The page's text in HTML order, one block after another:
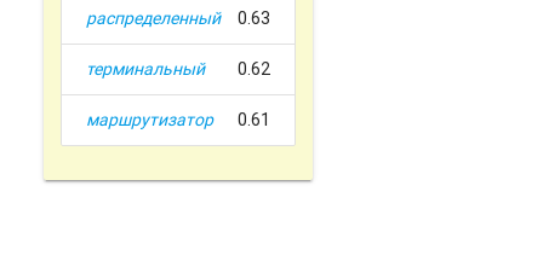
распределенный 0.63
терминальный 0.62
маршрутизатор 0.61